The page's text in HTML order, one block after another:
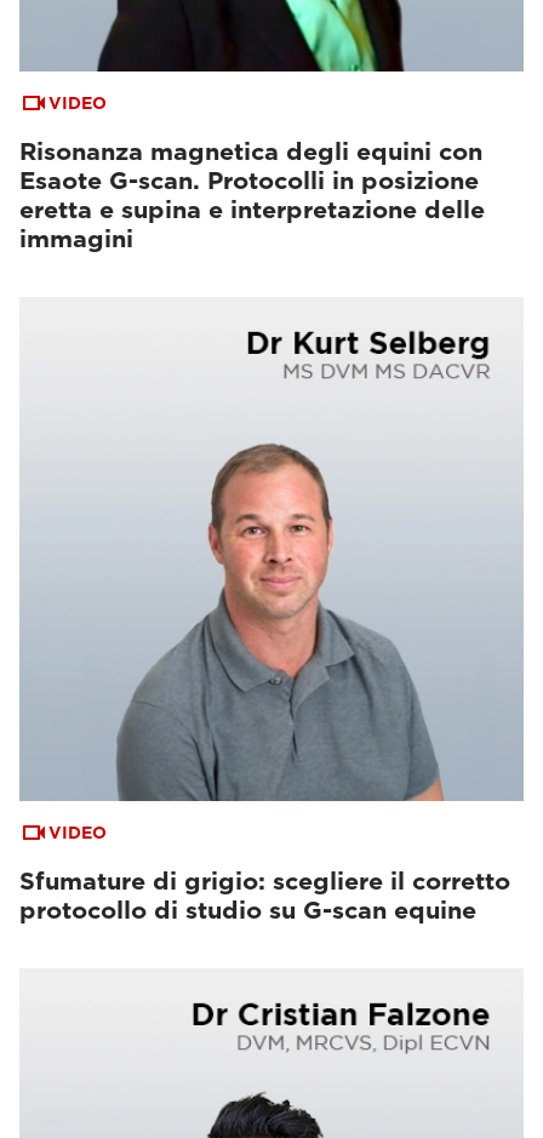
VIDEO
Risonanza magnetica degli equini con
Esaote G-scan. Protocolli in posizione
eretta e supina e interpretazione delle
immagini
VIDEO
Sfumature di grigio: scegliere il corretto
protocollo di studio su G-scan equine